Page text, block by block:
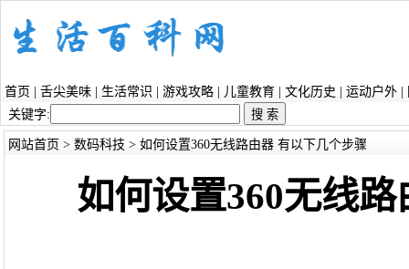
首页 舌尖美味 生活常识 游戏攻略 儿童教育 文化历史 运动户外
关键字:
网站首页 > 数码科技 > 如何设置360无线路由器 有以下几个步骤
如何设置360无线